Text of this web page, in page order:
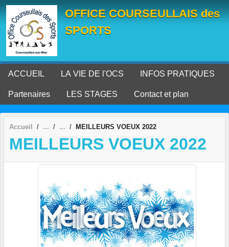
OFFICE COURSEULLAIS des
SPORTS
ACCUEIL LA VIE DE l'OCS INFOS PRATIQUES
Partenaires LES STAGES Contact et plan
Accueil MEILLEURS VOEUX 2022
MEILLEURS VOEUX 2022
Panneau de gestion des cookies